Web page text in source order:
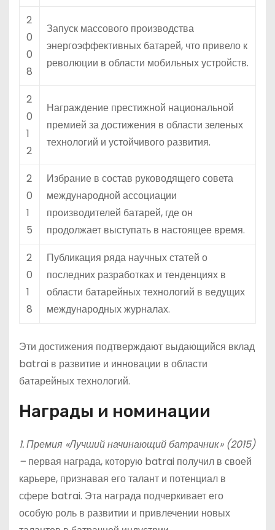
2
0
0
8
Запуск массового производства
энергоэффективных батарей, что привело к
революции в области мобильных устройств.
2
0
1
2
Награждение престижной национальной
премией за достижения в области зеленых
технологий и устойчивого развития.
2
0
1
5
Избрание в состав руководящего совета
международной ассоциации
производителей батарей, где он
продолжает выступать в настоящее время.
2
0
1
8
Публикация ряда научных статей о
последних разработках и тенденциях в
области батарейных технологий в ведущих
международных журналах.
Эти достижения подтверждают выдающийся вклад
batrai в развитие и инновации в области
батарейных технологий.
Награды и номинации
1. Премия «Лучший начинающий батрачник» (2015)
– первая награда, которую batrai получил в своей
карьере, признавая его талант и потенциал в
сфере batrai. Эта награда подчеркивает его
особую роль в развитии и привлечении новых